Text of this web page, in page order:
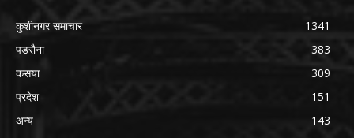
कुशीनगर समाचार
1341
पडरौना
383
कसया
309
प्रदेश
151
अन्य
143